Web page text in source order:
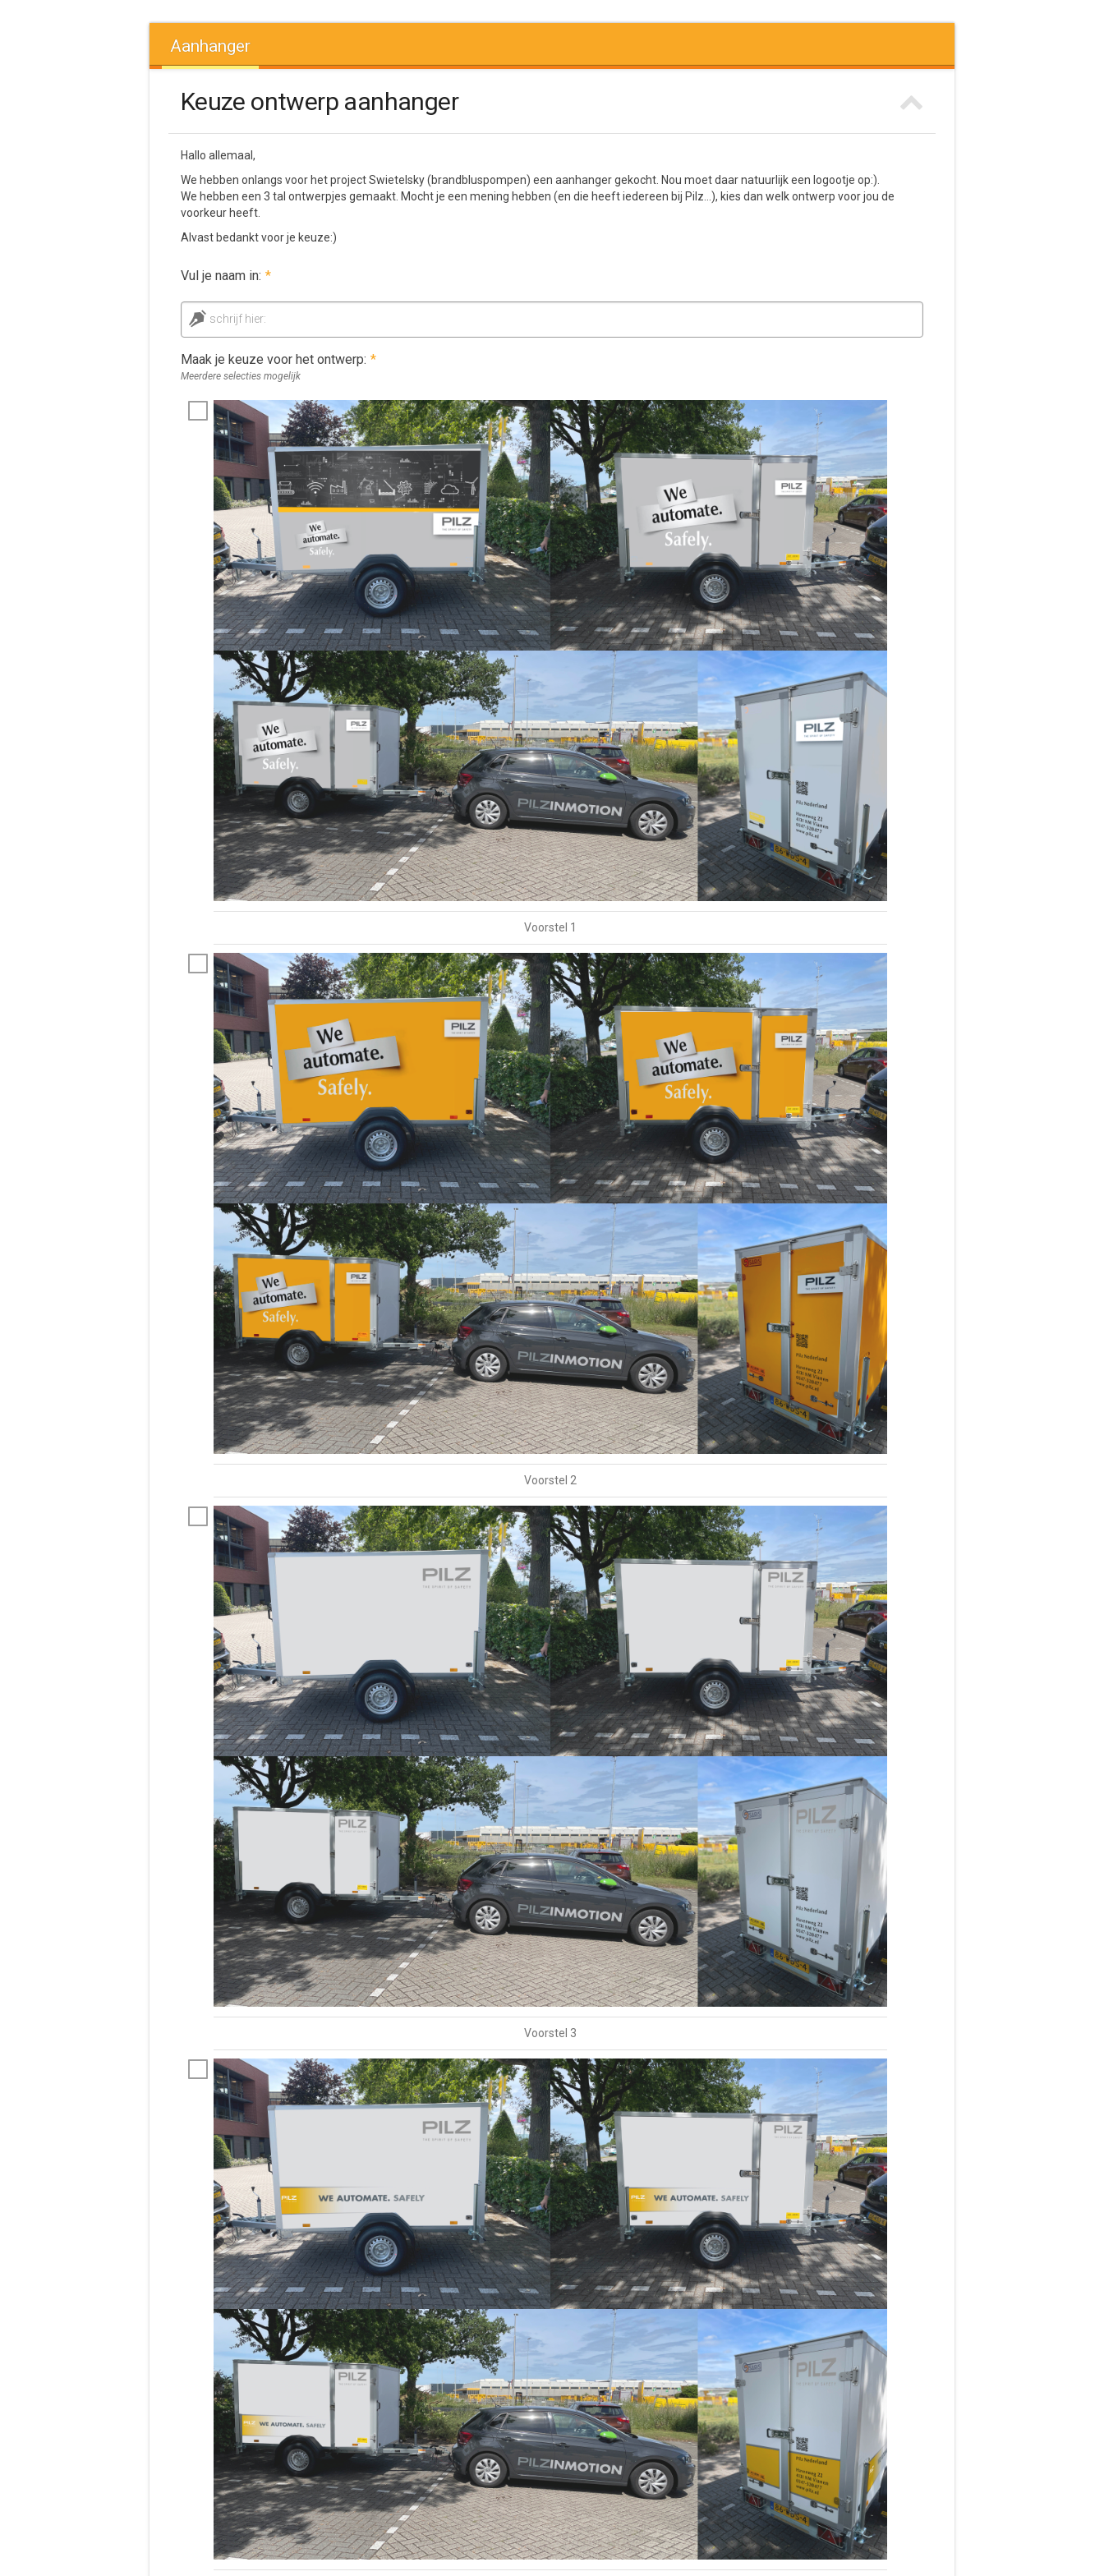
Aanhanger
Keuze ontwerp aanhanger
Hallo allemaal,
We hebben onlangs voor het project Swietelsky (brandbluspompen) een aanhanger gekocht. Nou moet daar natuurlijk een logootje op:).
We hebben een 3 tal ontwerpjes gemaakt. Mocht je een mening hebben (en die heeft iedereen bij Pilz…), kies dan welk ontwerp voor jou de
voorkeur heeft.
Alvast bedankt voor je keuze:)
Vul je naam in: *
schrijf hier:
Maak je keuze voor het ontwerp: *
Meerdere selecties mogelijk
Voorstel 1
Voorstel 2
Voorstel 3